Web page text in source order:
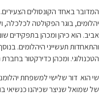
באחד הקונסולים הצעירים. שי (42 נשוי + 3), נשיא חברת
בוגר הפקולטה לכלכלה,
הוא כיהן ומכהן בתפקידים שונים
תעשייני היהלומים. בנוסף,
ומכהן כדירקטור בחברת
דור שלישי למשפחת יהלומנים
שניצר שכיהנו כנשיאי בורסת